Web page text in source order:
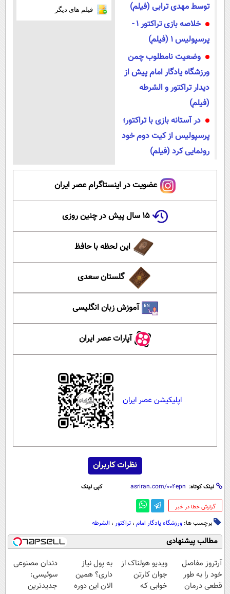
توسط مهدی ترابی (فیلم)
خلاصه بازی تراکتور ۱ -
پرسپولیس ۱ (فیلم)
وضعیت نامطلوب چمن
ورزشگاه یادگار امام پیش از
دیدار تراکتور و الشرطه
(فیلم)
در آستانه بازی با تراکتور؛
پرسپولیس از کیت دوم خود
رونمایی کرد (فیلم)
فیلم های دیگر
عضویت در اینستاگرام عصر ایران
۱۵ سال پیش در چنین روزی
این لحظه با حافظ
گلستان سعدی
آموزش زبان انگلیسی
آپارات عصر ایران
اپلیکیشن عصر ایران
نظرات کاربران
لینک کوتاه: کپی لینک
‌گزارش خطا در خبر
برچسب ها: ورزشگاه یادگار امام ، تراکتور ، الشرطه
مطالب پیشنهادی
آرتروز مفاصل
خود را به طور
قطعی درمان
ویدیو هولناک از
جوان کارتن
خوابی که
به پول نیاز
داری؟ همین
الان این دوره
دندان مصنوعی
سوئیسی:
جدیدترین